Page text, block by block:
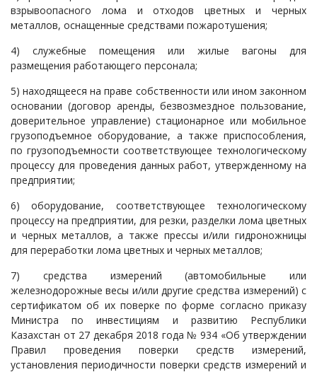
взрывоопасного лома и отходов цветных и черных
металлов, оснащенные средствами пожаротушения;
4) служебные помещения или жилые вагоны для
размещения работающего персонала;
5) находящееся на праве собственности или ином законном
основании (договор аренды, безвозмездное пользование,
доверительное управление) стационарное или мобильное
грузоподъемное оборудование, а также приспособления,
по грузоподъемности соответствующее технологическому
процессу для проведения данных работ, утвержденному на
предприятии;
6) оборудование, соответствующее технологическому
процессу на предприятии, для резки, разделки лома цветных
и черных металлов, а также прессы и/или гидроножницы
для переработки лома цветных и черных металлов;
7) средства измерений (автомобильные или
железнодорожные весы и/или другие средства измерений) с
сертификатом об их поверке по форме согласно приказу
Министра по инвестициям и развитию Республики
Казахстан от 27 декабря 2018 года № 934 «Об утверждении
Правил проведения поверки средств измерений,
установления периодичности поверки средств измерений и